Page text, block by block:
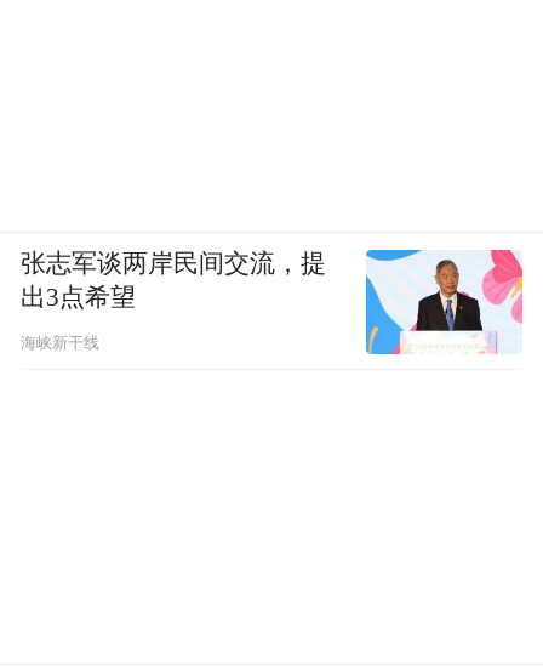
张志军谈两岸民间交流，提
出3点希望
海峡新干线